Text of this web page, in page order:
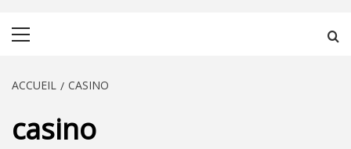
ACCUEIL CASINO
casino